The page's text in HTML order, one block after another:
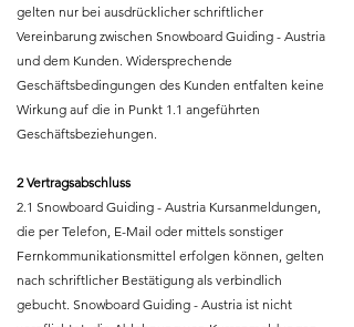
gelten nur bei ausdrücklicher schriftlicher
Vereinbarung zwischen Snowboard Guiding - Austria
und dem Kunden. Widersprechende
Geschäftsbedingungen des Kunden entfalten keine
Wirkung auf die in Punkt 1.1 angeführten
Geschäftsbeziehungen.
2 Vertragsabschluss
2.1 Snowboard Guiding - Austria Kursanmeldungen,
die per Telefon, E-Mail oder mittels sonstiger
Fernkommunikationsmittel erfolgen können, gelten
nach schriftlicher Bestätigung als verbindlich
gebucht. Snowboard Guiding - Austria ist nicht